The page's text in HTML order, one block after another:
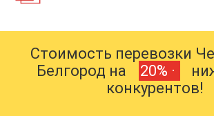
Стоимость перевозки
Белгород на
20% ·
конкурентов!